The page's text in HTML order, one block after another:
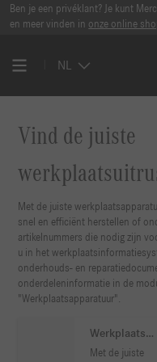
Ben je een privéklant? Je kunt
en meer vinden in onze online
NL
Vind de juiste
Met de juiste
snel en efficiënt herstellen of
artikelnummers die nodig zijn
u in het
onderhouds- en
onderdeleninformatie in de
"Werkplaatsapparatuur".
Werkplaats
Informatie
Met de juiste